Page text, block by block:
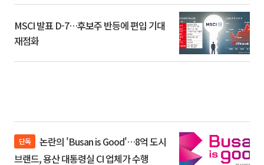
MSCI 발표 D-7…후보주 반등에 편입 기대
재점화
단독
브랜드, 용산 대통령실 CI 업체가 수행